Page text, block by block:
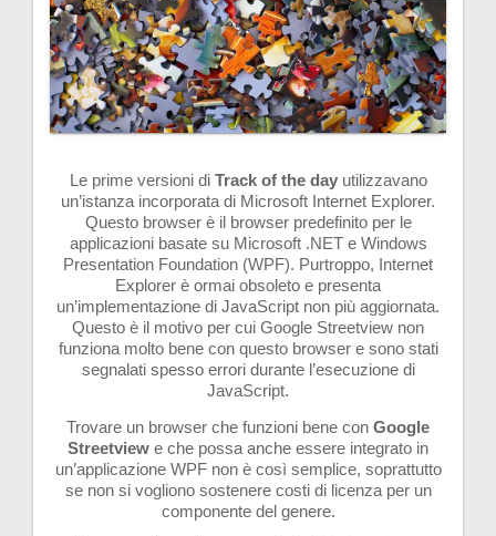
Le prime versioni di Track of the dayutilizzavano
un’istanza incorporata di Microsoft Internet Explorer.
Questo browser è il browser predefinito per le
applicazioni basate su Microsoft .NET e Windows
Presentation Foundation (WPF). Purtroppo, Internet
Explorer è ormai obsoleto e presenta
un’implementazione di JavaScript non più aggiornata.
Questo è il motivo per cui Google Streetview non
funziona molto bene con questo browser e sono stati
segnalati spesso errori durante l’esecuzione di
JavaScript.
Trovare un browser che funzioni bene con Google
Streetview e che possa anche essere integrato in
un’applicazione WPF non è così semplice, soprattutto
se non si vogliono sostenere costi di licenza per un
componente del genere.